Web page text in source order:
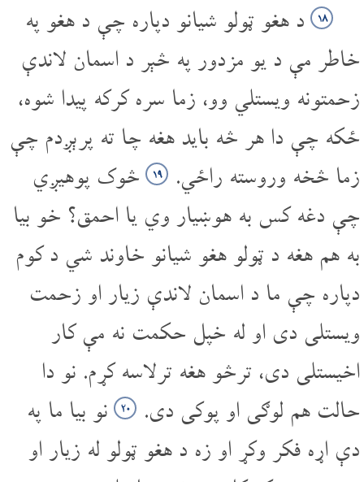
۱۸ د هغو ټولو شیانو دپاره چې د هغو په
خاطر مې د یو مزدور په څېر د اسمان لاندې
زحمتونه ویستلي وو، زما سره کرکه پیدا شوه،
ځکه چې دا هر څه باید هغه چا ته پرېږدم چې
زما څخه وروسته راځي.
۱۹ څوک پوهیږي
چې دغه کس به هوښیار وي یا احمق؟ خو بیا
به هم هغه د ټولو هغو شیانو خاوند شي د کوم
دپاره چې ما د اسمان لاندې زیار او زحمت
ویستلی دی او له خپل حکمت نه مې کار
اخیستلی دی، ترڅو هغه تر‌لاسه کړم. نو دا
حالت هم لوګی او پوکی دی.
۲۰ نو بیا ما په
دې اړه فکر وکړ او زه د هغو ټولو له زیار او